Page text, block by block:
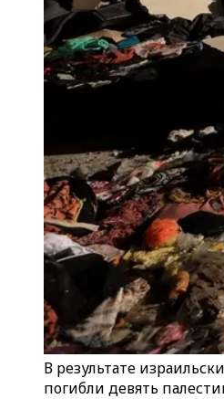
В результате
погибли девять